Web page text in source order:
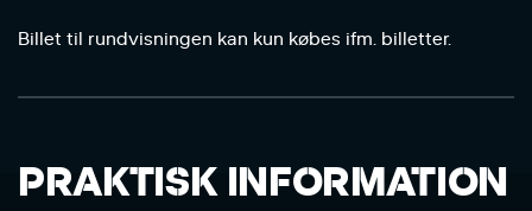
Billet til rundvisningen kan kun købes ifm. billetter.
PRAKTISK INFORMATION